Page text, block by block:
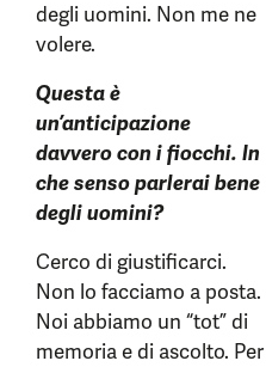
degli uomini. Non me ne
volere.
Questa è
un’anticipazione
davvero con i fiocchi. In
che senso parlerai bene
degli uomini?
Cerco di giustificarci.
Non lo facciamo a posta.
Noi abbiamo un “tot” di
memoria e di ascolto. Per